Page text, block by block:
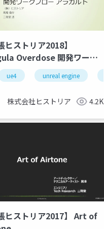
unreal engine 4
ヒストリア2018】
Overdose 開発ワーク
アラカルト
ue4 unreal engine
株式会社ヒストリア 4.2K
ヒストリア2017】 Art of